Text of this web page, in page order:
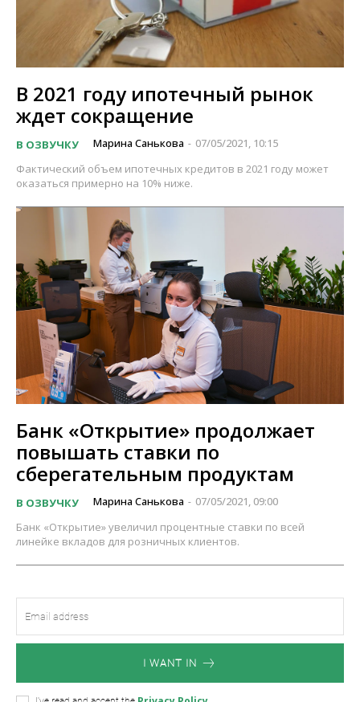
В 2021 году ипотечный рынок
ждет сокращение
В ОЗВУЧКУ Марина Санькова - 07/05/2021, 10:15
Фактический объем ипотечных кредитов в 2021 году может
оказаться примерно на 10% ниже.
Банк «Открытие» продолжает
повышать ставки по
сберегательным продуктам
В ОЗВУЧКУ Марина Санькова - 07/05/2021, 09:00
Банк «Открытие» увеличил процентные ставки по всей
линейке вкладов для розничных клиентов.
I WANT IN